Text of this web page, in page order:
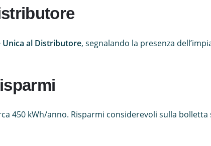
Unica al Distributore, segnalando la presenza
450 kWh/anno. Risparmi considerevoli sulla